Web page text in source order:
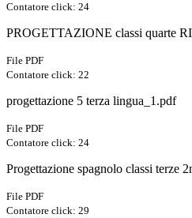
Contatore click: 24
PROGETTAZIONE classi quarte
File PDF
Contatore click: 22
progettazione 5 terza lingua_1.pdf
File PDF
Contatore click: 24
Progettazione spagnolo classi terze
File PDF
Contatore click: 29